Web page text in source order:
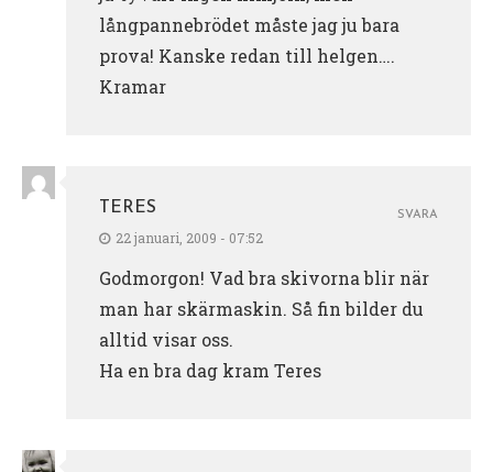
långpannebrödet måste jag ju bara
prova! Kanske redan till helgen….
Kramar
TERES
22 januari, 2009 - 07:52
Godmorgon! Vad bra skivorna blir när
man har skärmaskin. Så fin bilder du
alltid visar oss.
Ha en bra dag kram Teres
SVARA